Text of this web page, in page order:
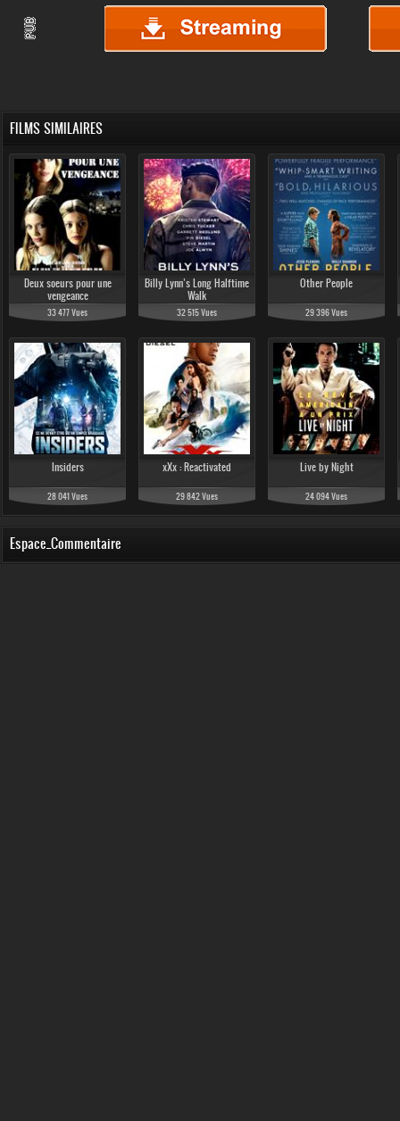
FILMS SIMILAIRES
Deux soeurs pour une
vengeance
33 477 Vues
Billy Lynn’s Long Halftime
Walk
32 515 Vues
Other People
29 396 Vues
Insiders
28 041 Vues
xXx : Reactivated
29 842 Vues
Live by Night
24 094 Vues
Espace_Commentaire